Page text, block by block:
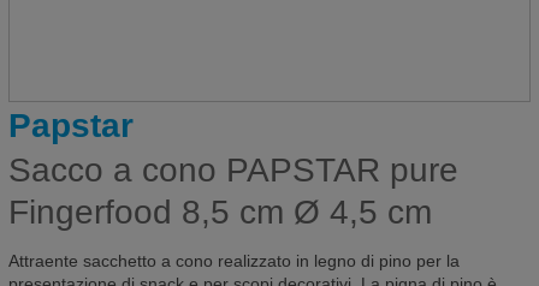
Papstar
Sacco a cono PAPSTAR pure
Fingerfood 8,5 cm Ø 4,5 cm
Attraente sacchetto a cono realizzato in legno di pino per la